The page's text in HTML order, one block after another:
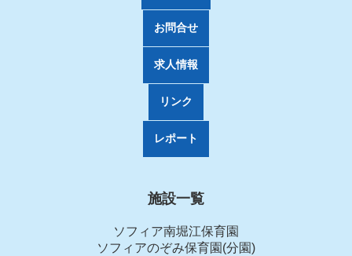
お問合せ
求人情報
リンク
レポート
施設一覧
ソフィア南堀江保育園
ソフィアのぞみ保育園(分園)